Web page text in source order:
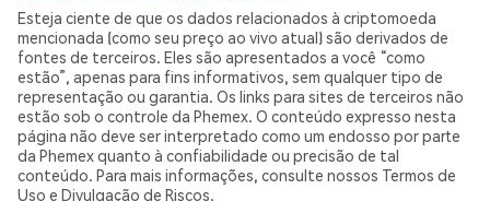
Esteja ciente de que os dados relacionados à criptomoeda
mencionada (como seu preço ao vivo atual) são derivados de
fontes de terceiros. Eles são apresentados a você “como
estão”, apenas para fins informativos, sem qualquer tipo de
representação ou garantia. Os links para sites de terceiros não
estão sob o controle da Phemex. O conteúdo expresso nesta
página não deve ser interpretado como um endosso por parte
da Phemex quanto à confiabilidade ou precisão de tal
conteúdo. Para mais informações, consulte nossos Termos de
Uso e Divulgação de Riscos.